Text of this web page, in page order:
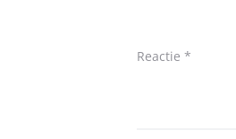
Reactie *